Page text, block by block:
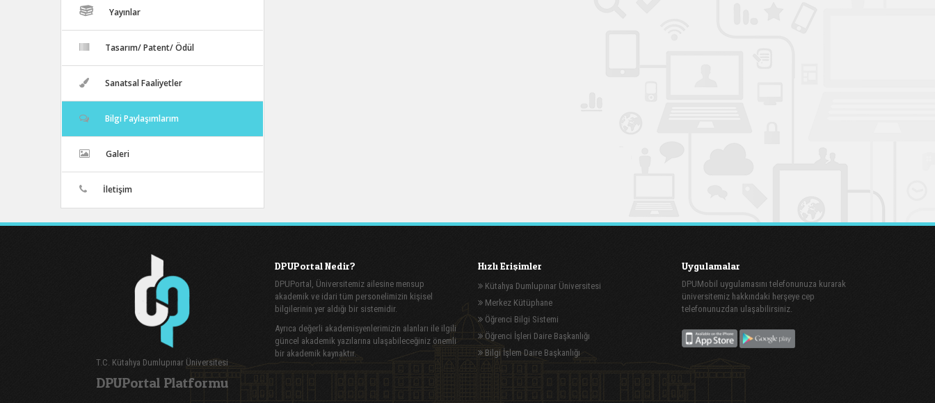
Yayınlar
Tasarım/ Patent/ Ödül
Sanatsal Faaliyetler
Bilgi Paylaşımlarım
Galeri
İletişim
T.C. Kütahya Dumlupınar Üniversitesi
DPUPortal Platformu
DPUPortal Nedir?
DPUPortal, Üniversitemiz ailesine mensup
akademik ve idari tüm personelimizin kişisel
bilgilerinin yer aldığı bir sistemidir.
Ayrıca değerli akademisyenlerimizin alanları ile ilgili
güncel akademik yazılarına ulaşabileceğiniz önemli
bir akademik kaynaktır.
Hızlı Erişimler
Kütahya Dumlupınar Üniversitesi
Merkez Kütüphane
Öğrenci Bilgi Sistemi
Öğrenci İşleri Daire Başkanlığı
Bilgi İşlem Daire Başkanlığı
Uygulamalar
DPUMobil uygulamasını telefonunuza kurarak
üniversitemiz hakkındaki herşeye cep
telefonunuzdan ulaşabilirsiniz.